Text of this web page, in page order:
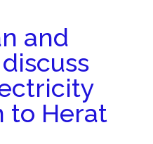
and
to Herat